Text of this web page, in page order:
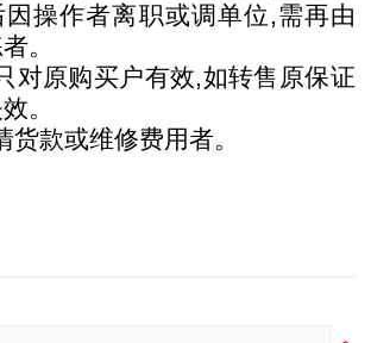
操作者离职或调单位,需再由
。
对原购买户有效,如转售原保证
。
货款或维修费用者。